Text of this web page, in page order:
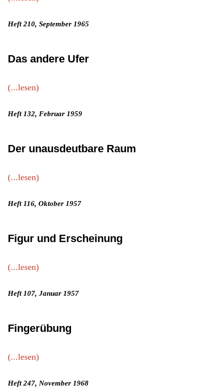
Heft 210, September 1965
Das andere Ufer
(...lesen)
Heft 132, Februar 1959
Der unausdeutbare Raum
(...lesen)
Heft 116, Oktober 1957
Figur und Erscheinung
(...lesen)
Heft 107, Januar 1957
Fingerübung
(...lesen)
Heft 247, November 1968